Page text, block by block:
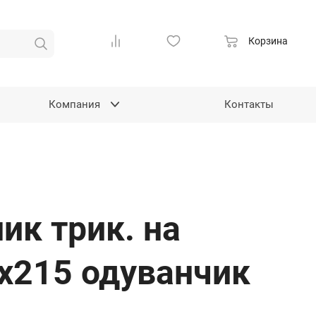
Корзина
Компания Контакты
трик. на
одуванчик